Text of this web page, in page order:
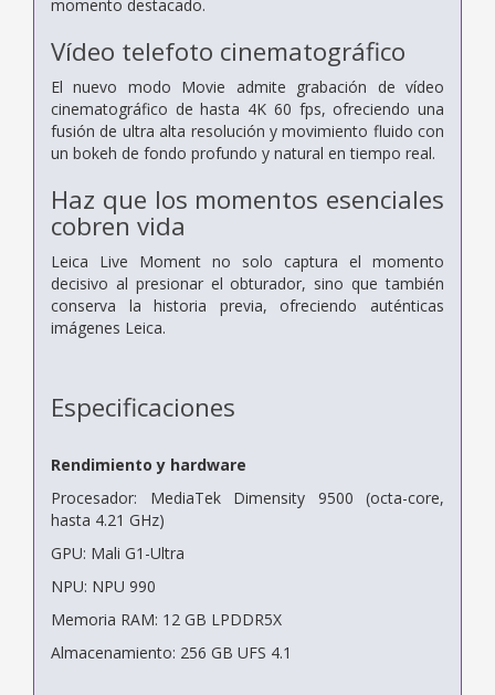
momento destacado.
Vídeo telefoto cinematográfico
El nuevo modo Movie admite grabación de vídeo
cinematográfico de hasta 4K 60 fps, ofreciendo una
fusión de ultra alta resolución y movimiento fluido con
un bokeh de fondo profundo y natural en tiempo real.
Haz que los momentos esenciales
cobren vida
Leica Live Moment no solo captura el momento
decisivo al presionar el obturador, sino que también
conserva la historia previa, ofreciendo auténticas
imágenes Leica.
Especificaciones
Rendimiento y hardware
Procesador: MediaTek Dimensity 9500 (octa-core,
hasta 4.21 GHz)
GPU: Mali G1-Ultra
NPU: NPU 990
Memoria RAM: 12 GB LPDDR5X
Almacenamiento: 256 GB UFS 4.1